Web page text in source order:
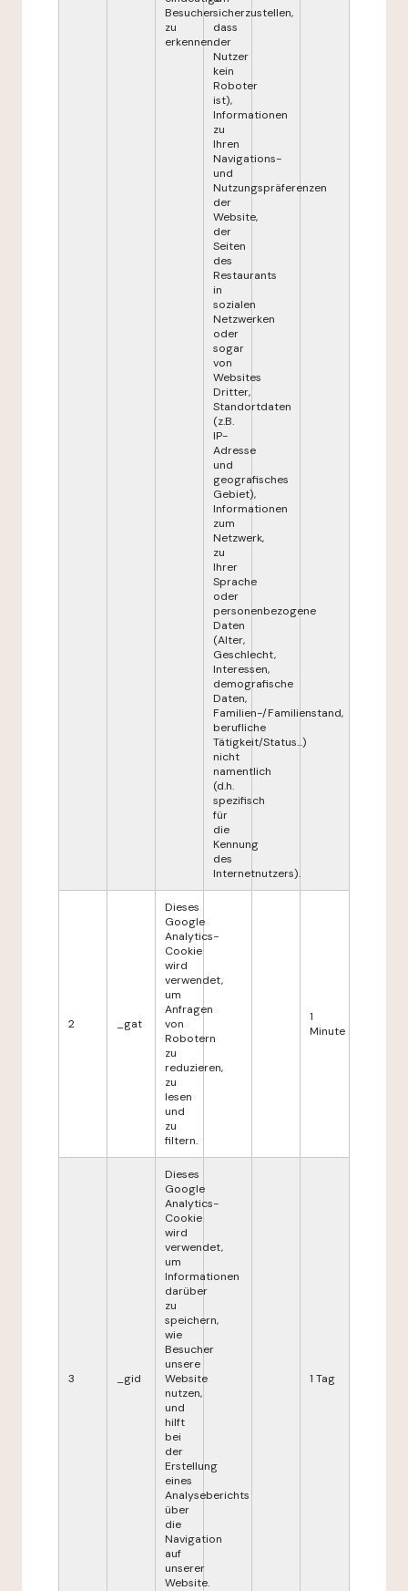
Besucher
zu
erkennen.
sicherzustellen,
dass
der
Nutzer
kein
Roboter
ist),
Informationen
zu
Ihren
Navigations-
und
Nutzungspräferenzen
der
Website,
der
Seiten
des
Restaurants
in
sozialen
Netzwerken
oder
sogar
von
Websites
Dritter,
Standortdaten
(z.B.
IP-
Adresse
und
geografisches
Gebiet),
Informationen
zum
Netzwerk,
zu
Ihrer
Sprache
oder
personenbezogene
Daten
(Alter,
Geschlecht,
Interessen,
demografische
Daten,
Familien-/Familienstand,
berufliche
Tätigkeit/Status...)
nicht
namentlich
(d.h.
spezifisch
für
die
Kennung
des
Internetnutzers).
2 _gat
Dieses
Google
Analytics-
Cookie
wird
verwendet,
um
Anfragen
von
Robotern
zu
reduzieren,
zu
lesen
und
zu
filtern.
1
Minute
3 _gid
Dieses
Google
Analytics-
Cookie
wird
verwendet,
um
Informationen
darüber
zu
speichern,
wie
Besucher
unsere
Website
nutzen,
und
hilft
bei
der
Erstellung
eines
Analyseberichts
über
die
Navigation
auf
unserer
Website.
1 Tag